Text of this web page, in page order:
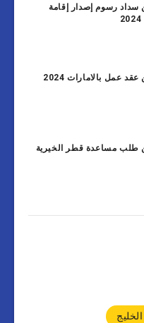
سداد رسوم إصدار إقامة
عمل بالامارات 2024
طلب مساعدة قطر الخيرية